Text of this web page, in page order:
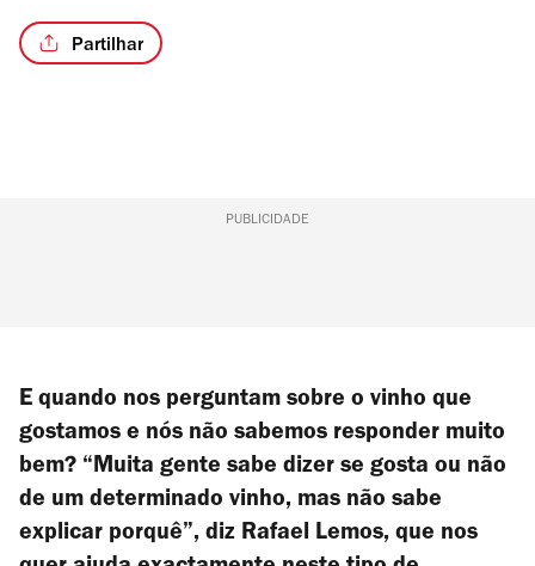
Partilhar
PUBLICIDADE
E quando nos perguntam sobre o vinho que
gostamos e nós não sabemos responder muito
bem? “Muita gente sabe dizer se gosta ou não
de um determinado vinho, mas não sabe
explicar porquê”, diz Rafael Lemos, que nos